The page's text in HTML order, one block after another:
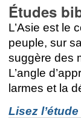
Études
L’Asie est le
peuple, sur
suggère des
L’angle
larmes et la
Lisez